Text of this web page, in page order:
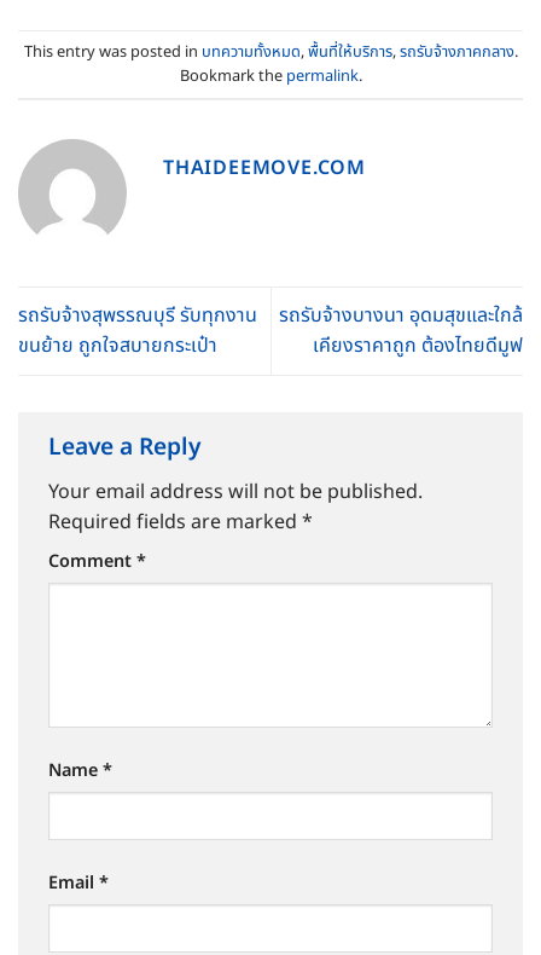
This entry was posted in บทความทั้งหมด,พื้นที่ให้บริการ,รถรับจ้างภาคกลาง.
Bookmark the permalink.
THAIDEEMOVE.COM
รถรับจ้างสุพรรณบุรี รับทุกงาน
ขนย้าย ถูกใจสบายกระเป๋า
รถรับจ้างบางนา อุดมสุขและใกล้
เคียงราคาถูก ต้องไทยดีมูฟ
Leave a Reply
Your email address will not be published.
Required fields are marked *
Comment*
Name*
Email *